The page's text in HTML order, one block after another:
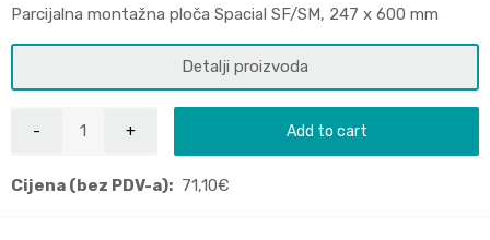
Parcijalna montažna ploča Spacial SF/SM, 247 x 600 mm
Detalji proizvoda
Add to cart
Cijena (bez PDV-a): 71,10€